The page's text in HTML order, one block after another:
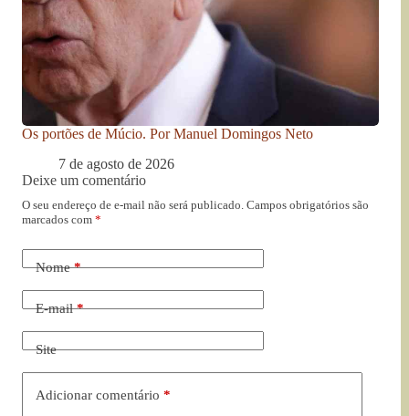
Os portões de Múcio. Por Manuel Domingos Neto
7 de agosto de 2026
Deixe um comentário
O seu endereço de e-mail não será publicado. Campos obrigatórios são
marcados com *
Nome*
E-mail*
Site
Adicionar comentário *